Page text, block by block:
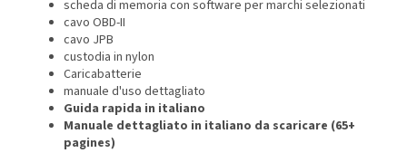
scheda di memoria con software per marchi selezionati
cavo OBD-II
cavo JPB
custodia in nylon
Caricabatterie
manuale d'uso dettagliato
Guida rapida in italiano
Manuale dettagliato in italiano da scaricare (65+
pagines)